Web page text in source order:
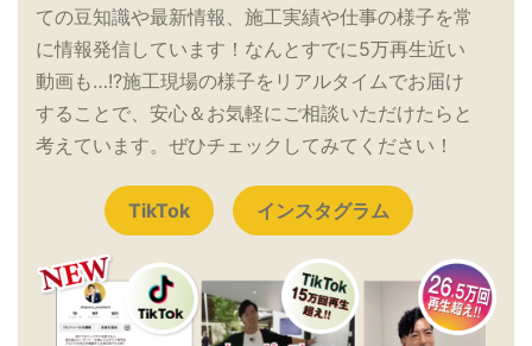
ての豆知識や最新情報、施工実績や仕事の様子を常
に情報発信しています！なんとすでに5万再生近い
動画も…!?施工現場の様子をリアルタイムでお届け
することで、安心＆お気軽にご相談いただけたらと
考えています。ぜひチェックしてみてください！
TikTok インスタグラム